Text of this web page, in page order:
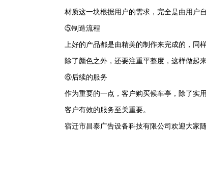
材质这一块根据用户的需求，完全是由用户
⑤制造流程
上好的产品都是由精美的制作来完成的，同
除了颜色之外，还要注重平整度，这样做起
⑥后续的服务
作为重要的一点，客户购买候车亭，除了实
客户有效的服务至关重要。
宿迁市昌泰广告设备科技有限公司欢迎大家随